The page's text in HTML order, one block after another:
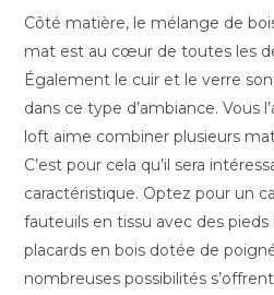
Côté matière, le mélange de
mat est au cœur de toutes les
Également le cuir et le verre
dans ce type d’ambiance. Vous
loft aime combiner plusieurs
C’est pour cela qu’il sera
caractéristique. Optez pour un
fauteuils en tissu avec des
placards en bois dotée de
nombreuses possibilités